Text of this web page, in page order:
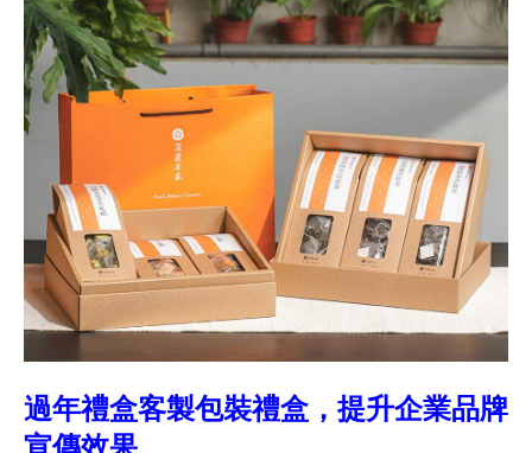
過年禮盒客製包裝禮盒，提升企業品牌